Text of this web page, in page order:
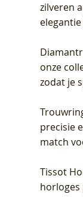
zilveren
onze
zodat je
precisie
match
Tissot
horloges